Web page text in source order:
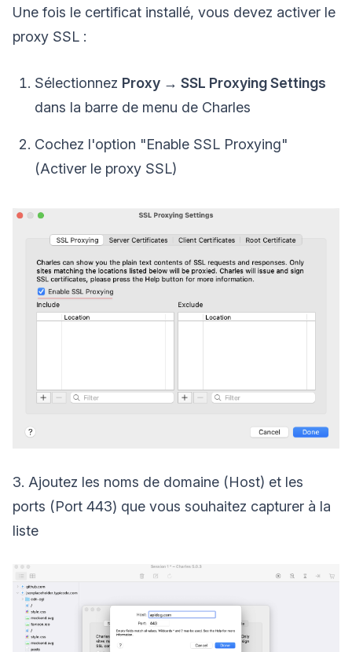
Une fois le certificat installé, vous devez activer le
proxy SSL :
Sélectionnez Proxy → SSL Proxying Settings
dans la barre de menu de Charles
Cochez l'option "Enable SSL Proxying"
(Activer le proxy SSL)
3. Ajoutez les noms de domaine (Host) et les
ports (Port 443) que vous souhaitez capturer à la
liste